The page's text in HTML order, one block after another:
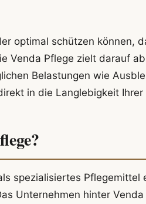
optimal schützen können,
Venda Pflege zielt darauf
Belastungen wie
in die Langlebigkeit
spezialisiertes
Unternehmen hinter